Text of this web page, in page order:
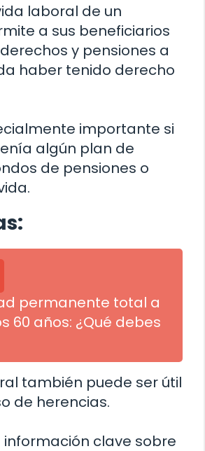
laboral de un
a sus beneficiarios
y pensiones a
haber tenido derecho
importante si
algún plan de
de pensiones o
permanente total a
60 años: ¿Qué debes
también puede ser útil
de herencias.
información clave sobre